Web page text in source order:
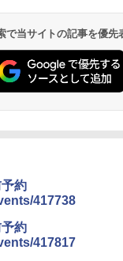
角瓶 2700ml サントリ
イボール 大容量
イスキー ハイボール 缶
【公式】ブタメン と
| 業務用 夜食 カップ
麺 小腹 インスタント
ーリングストック 大
パニー
国分 tabete だし麺 千
し 塩らーめん
￥2,323
シャープ 過熱水蒸気
L コンベクション 2段
SS26B-W
高効率 15L 一人暮ら
ーム調理 フラットテ
ック YRZ-WF150TV(B)
で当サイトの記事を優先
約
417738
約
417817